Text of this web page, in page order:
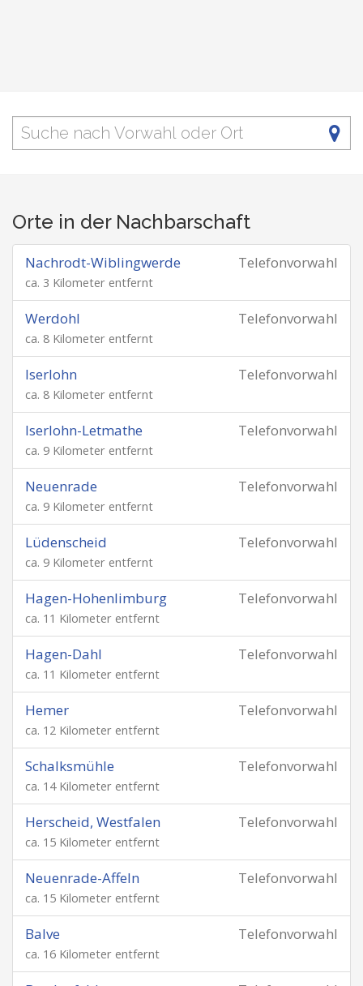
Orte in der Nachbarschaft
Telefonvorwahl
Nachrodt-Wiblingwerde
ca. 3 Kilometer entfernt
Telefonvorwahl
Werdohl
ca. 8 Kilometer entfernt
Telefonvorwahl
Iserlohn
ca. 8 Kilometer entfernt
Telefonvorwahl
Iserlohn-Letmathe
ca. 9 Kilometer entfernt
Telefonvorwahl
Neuenrade
ca. 9 Kilometer entfernt
Telefonvorwahl
Lüdenscheid
ca. 9 Kilometer entfernt
Telefonvorwahl
Hagen-Hohenlimburg
ca. 11 Kilometer entfernt
Telefonvorwahl
Hagen-Dahl
ca. 11 Kilometer entfernt
Telefonvorwahl
Hemer
ca. 12 Kilometer entfernt
Telefonvorwahl
Schalksmühle
ca. 14 Kilometer entfernt
Telefonvorwahl
Herscheid, Westfalen
ca. 15 Kilometer entfernt
Telefonvorwahl
Neuenrade-Affeln
ca. 15 Kilometer entfernt
Telefonvorwahl
Balve
ca. 16 Kilometer entfernt